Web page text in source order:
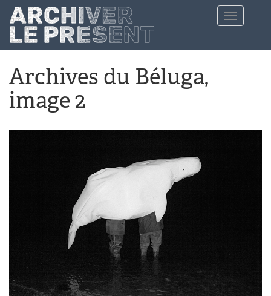
Aller au contenu principal
Toggle
navigation
Archives du Béluga,
image 2